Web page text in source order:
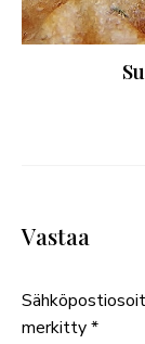
Vastaa
merkitty*